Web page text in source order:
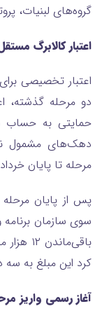
گروه‌های لبنیات،
اعتبار کالابرگ
اعتبار تخصیصی
دو مرحله گذشته،
حمایتی به حساب
دهک‌های مشمول
مرحله تا پایان
پس از پایان مرحله
سوی سازمان برنامه
کرد این مبلغ به
آغاز رسمی واریز